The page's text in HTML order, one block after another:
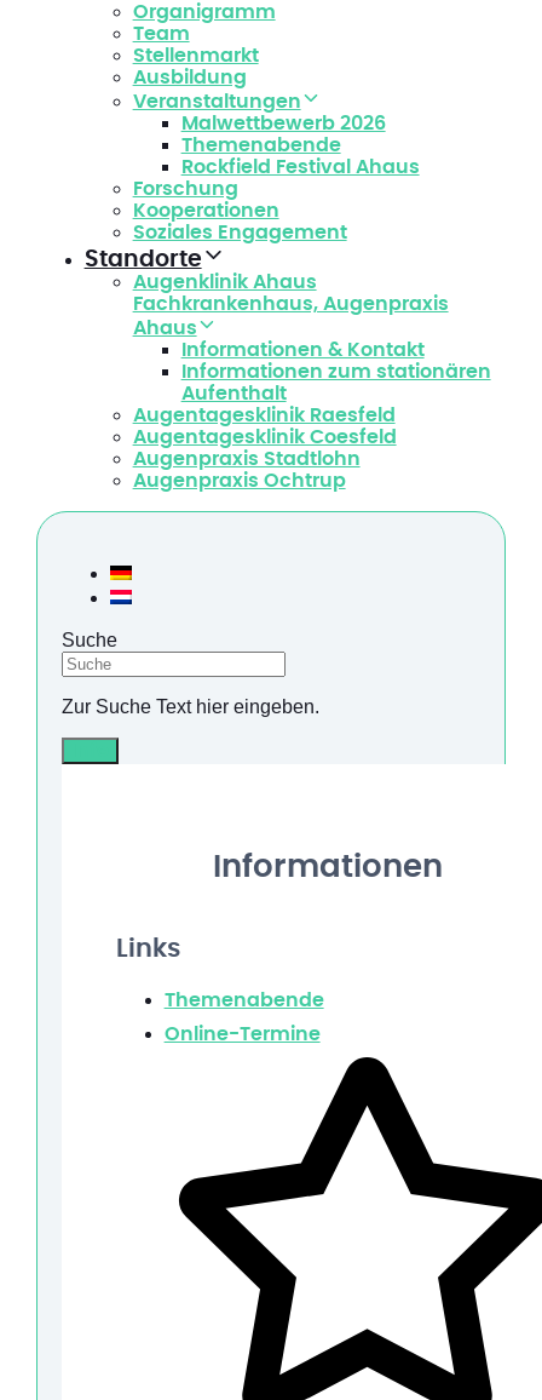
Organigramm
Team
Stellenmarkt
Ausbildung
Veranstaltungen
Malwettbewerb 2026
Themenabende
Rockfield Festival Ahaus
Forschung
Kooperationen
Soziales Engagement
Standorte
Augenklinik Ahaus
Fachkrankenhaus, Augenpraxis
Ahaus
Informationen & Kontakt
Informationen zum stationären
Aufenthalt
Augentagesklinik Raesfeld
Augentagesklinik Coesfeld
Augenpraxis Stadtlohn
Augenpraxis Ochtrup
Suche
Zur Suche Text hier eingeben.
Informationen
Links
Themenabende
Online-Termine